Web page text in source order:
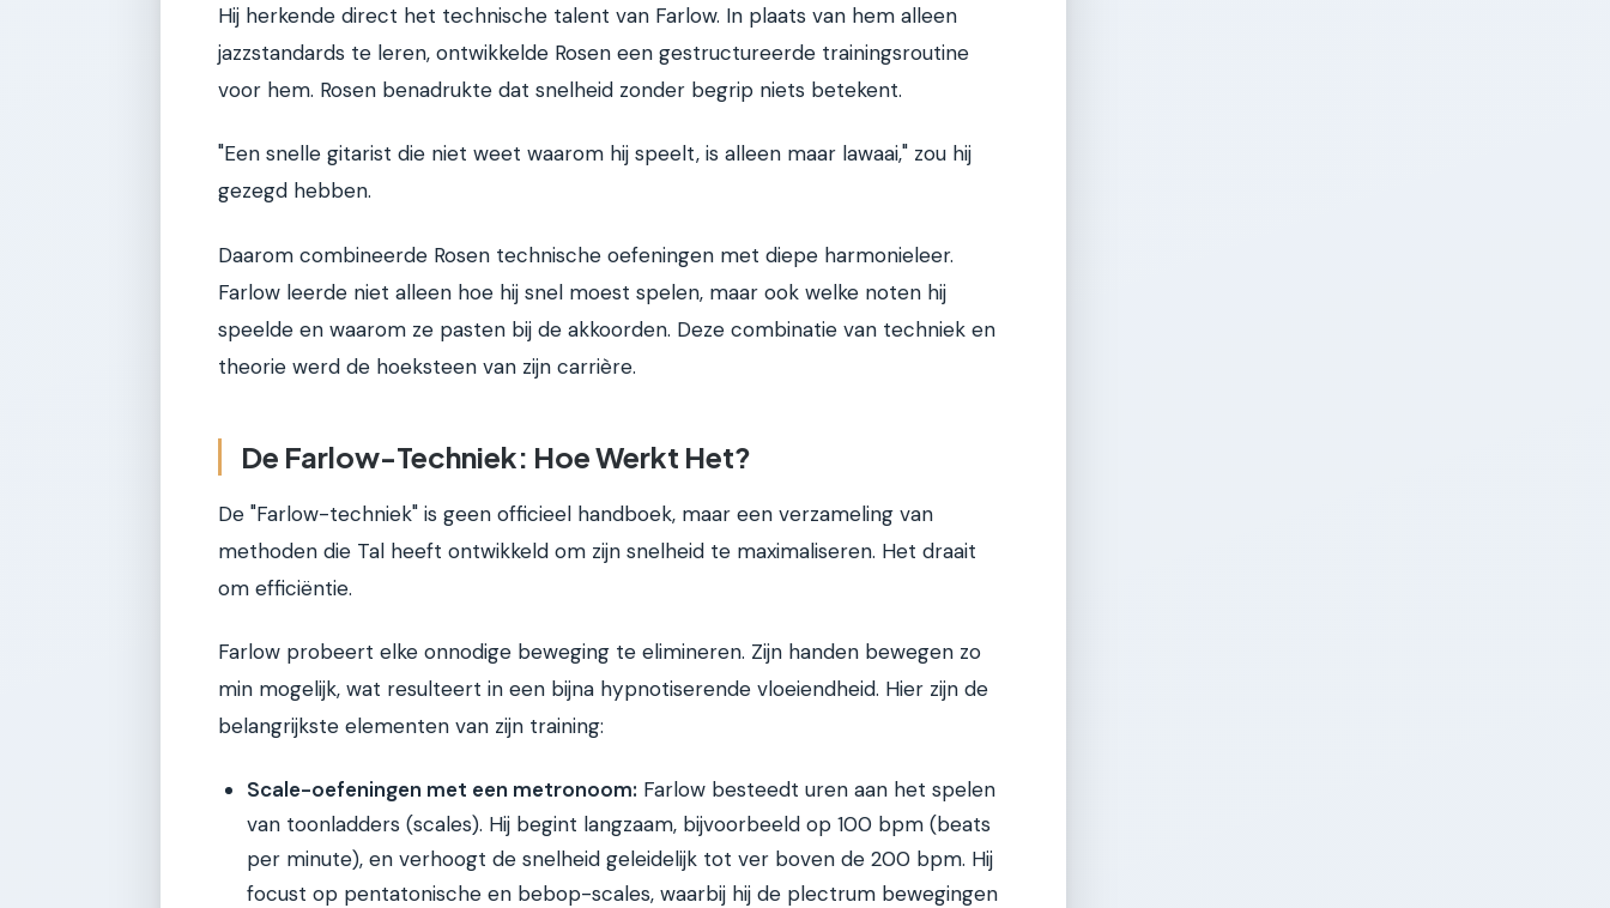
Hij herkende direct het technische talent van Farlow. In plaats van hem alleen
jazzstandards te leren, ontwikkelde Rosen een gestructureerde trainingsroutine
voor hem. Rosen benadrukte dat snelheid zonder begrip niets betekent.
"Een snelle gitarist die niet weet waarom hij speelt, is alleen maar lawaai," zou hij
gezegd hebben.
Daarom combineerde Rosen technische oefeningen met diepe harmonieleer.
Farlow leerde niet alleen hoe hij snel moest spelen, maar ook welke noten hij
speelde en waarom ze pasten bij de akkoorden. Deze combinatie van techniek en
theorie werd de hoeksteen van zijn carrière.
De Farlow-Techniek: Hoe Werkt Het?
De "Farlow-techniek" is geen officieel handboek, maar een verzameling van
methoden die Tal heeft ontwikkeld om zijn snelheid te maximaliseren. Het draait
om efficiëntie.
Farlow probeert elke onnodige beweging te elimineren. Zijn handen bewegen zo
min mogelijk, wat resulteert in een bijna hypnotiserende vloeiendheid. Hier zijn de
belangrijkste elementen van zijn training:
Scale-oefeningen met een metronoom: Farlow besteedt uren aan het spelen
van toonladders (scales). Hij begint langzaam, bijvoorbeeld op 100 bpm (beats
per minute), en verhoogt de snelheid geleidelijk tot ver boven de 200 bpm. Hij
focust op pentatonische en bebop-scales, waarbij hij de plectrum bewegingen